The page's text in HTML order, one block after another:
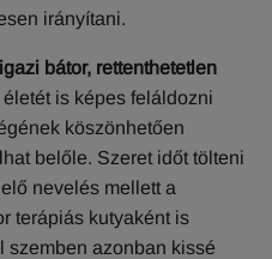
irányítani.
igazi bátor, rettenthetetlen
is képes feláldozni
köszönhetően
belőle. Szeret időt tölteni
nevelés mellett a
terápiás kutyaként is
szemben azonban kissé